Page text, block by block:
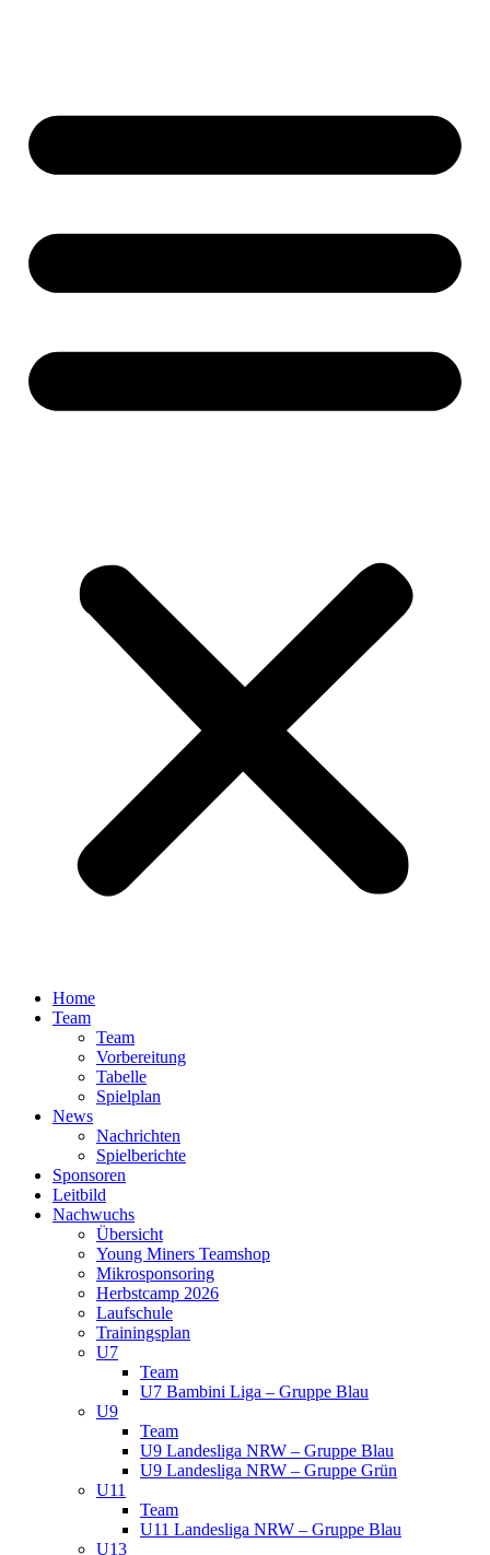
Home
Team
Team
Vorbereitung
Tabelle
Spielplan
News
Nachrichten
Spielberichte
Sponsoren
Leitbild
Nachwuchs
Übersicht
Young Miners Teamshop
Mikrosponsoring
Herbstcamp 2026
Laufschule
Trainingsplan
U7
Team
U7 Bambini Liga – Gruppe Blau
U9
Team
U9 Landesliga NRW – Gruppe Blau
U9 Landesliga NRW – Gruppe Grün
U11
Team
U11 Landesliga NRW – Gruppe Blau
U13